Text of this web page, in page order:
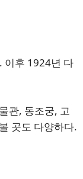
이후 1924년 다
관, 동조궁, 고
곳도 다양하다.